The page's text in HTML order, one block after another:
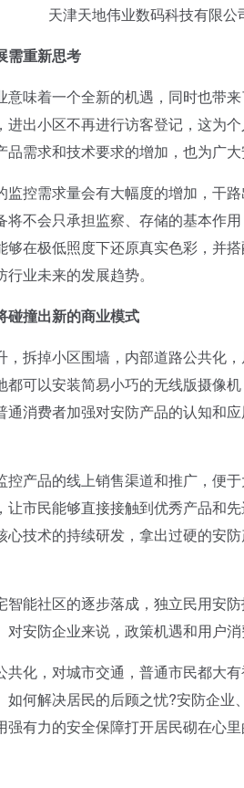
天津天地伟业数码科技有限公
重新思考
味着一个全新的机遇，同时也带
出小区不再进行访客登记，这为
需求和技术要求的增加，也为广大
控需求量会有大幅度的增加，干
将不会只承担监察、存储的基本作
够在极低照度下还原真实色彩，并
业未来的发展趋势。
撞出新的商业模式
拆掉小区围墙，内部道路公共化
可以安装简易小巧的无线版摄像
通消费者加强对安防产品的认知和
产品的线上销售渠道和推广，便
市民能够直接接触到优秀产品和
技术的持续研发，拿出过硬的安
能社区的逐步落成，独立民用安
安防企业来说，政策机遇和用户消
化，对城市交通，普通市民都大
如何解决居民的后顾之忧?安防企
有力的安全保障打开居民砌在心里